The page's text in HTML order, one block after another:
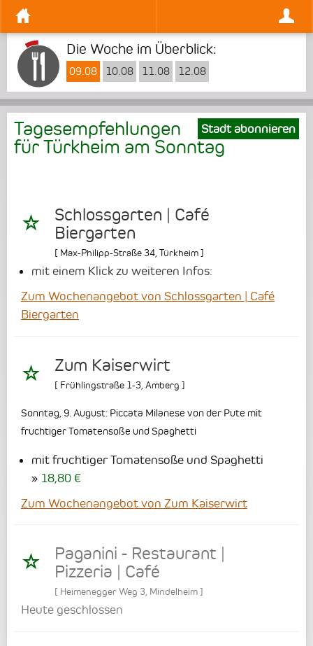
Die Woche im Überblick:
09.08 10.08 11.08 12.08
Stadt abonnieren
Tagesempfehlungen
für Türkheim am Sonntag
Schlossgarten | Café
Biergarten
[ Max-Philipp-Straße 34,Türkheim]
mit einem Klick zu weiteren Infos:
Zum Wochenangebot von Schlossgarten | Café
Biergarten
Zum Kaiserwirt
[ Frühlingstraße 1-3 Amberg ]
Sonntag, 9. August: Piccata Milanese von der Pute mit
fruchtiger Tomatensoße und Spaghetti
mit fruchtiger Tomatensoße und Spaghetti
18,80 €
Zum Wochenangebot von Zum Kaiserwirt
Paganini - Restaurant |
Pizzeria | Café
[ Heimenegger Weg 3 Mindelheim]
Heute geschlossen